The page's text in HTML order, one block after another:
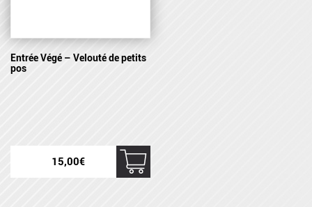
Entrée Végé – Velouté de petits
pos
15,00€